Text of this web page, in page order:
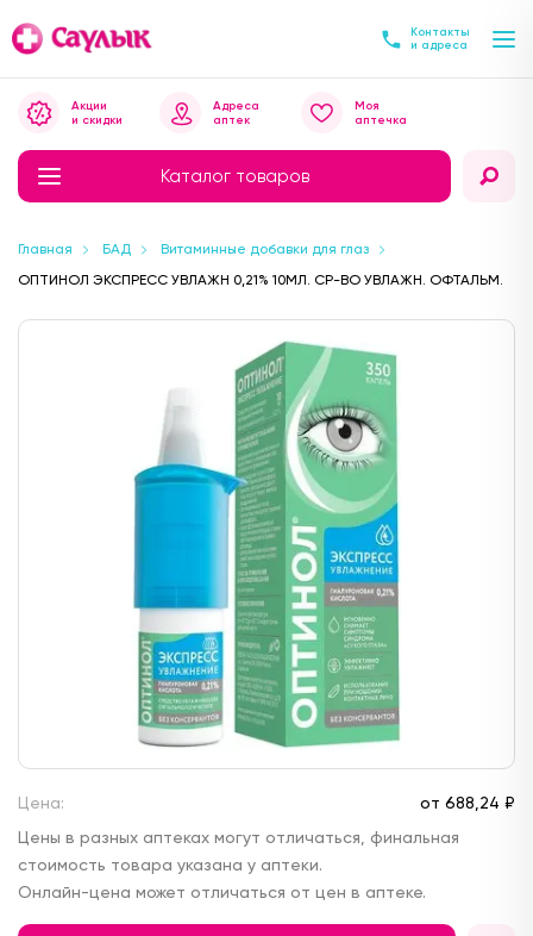
Контакты
и адреса
Каталог товаров
Акции
и скидки
Адреса
аптек
Моя
аптечка
Главная БАД
Витаминные добавки для глаз
ОПТИНОЛ ЭКСПРЕСС УВЛАЖН 0,21% 10МЛ. СР-ВО УВЛАЖН. ОФТАЛЬМ.
Цена: от 688, 24 ₽
Цены в разных аптеках могут отличаться, финальная
стоимость товара указана у аптеки.
Онлайн-цена может отличаться от цен в аптеке.